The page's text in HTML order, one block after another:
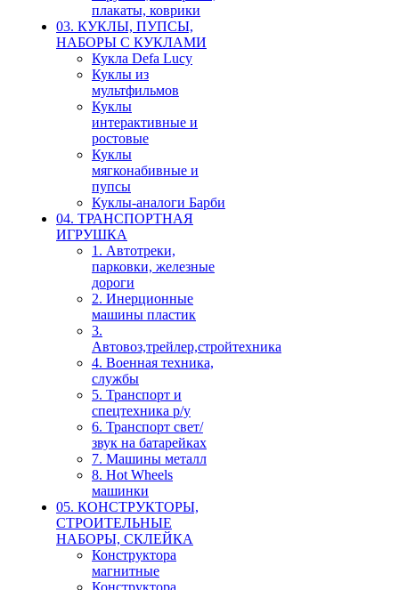
плакаты, коврики
03. КУКЛЫ, ПУПСЫ,
НАБОРЫ С КУКЛАМИ
Кукла Defa Lucy
Куклы из
мультфильмов
Куклы
интерактивные и
ростовые
Куклы
мягконабивные и
пупсы
Куклы-аналоги Барби
04. ТРАНСПОРТНАЯ
ИГРУШКА
1. Автотреки,
парковки, железные
дороги
2. Инерционные
машины пластик
3.
Автовоз,трейлер,стройтехника
4. Военная техника,
службы
5. Транспорт и
спецтехника р/у
6. Транспорт свет/
звук на батарейках
7. Машины металл
8. Hot Wheels
машинки
05. КОНСТРУКТОРЫ,
СТРОИТЕЛЬНЫЕ
НАБОРЫ, СКЛЕЙКА
Конструктора
магнитные
Конструктора